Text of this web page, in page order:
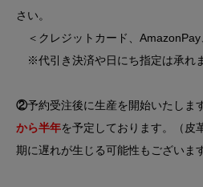
さい。
＜クレジットカード、AmazonPay
※代引き決済や日にち指定は承れま
②予約受注後に生産を開始いたしま
から半年を予定しております。（皮
期に遅れが生じる可能性もございま